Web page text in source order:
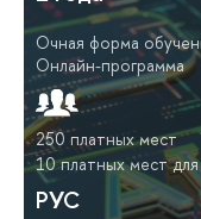
Очная форма
Онлайн-программа
250 платных мест
10 платных мест
РУС